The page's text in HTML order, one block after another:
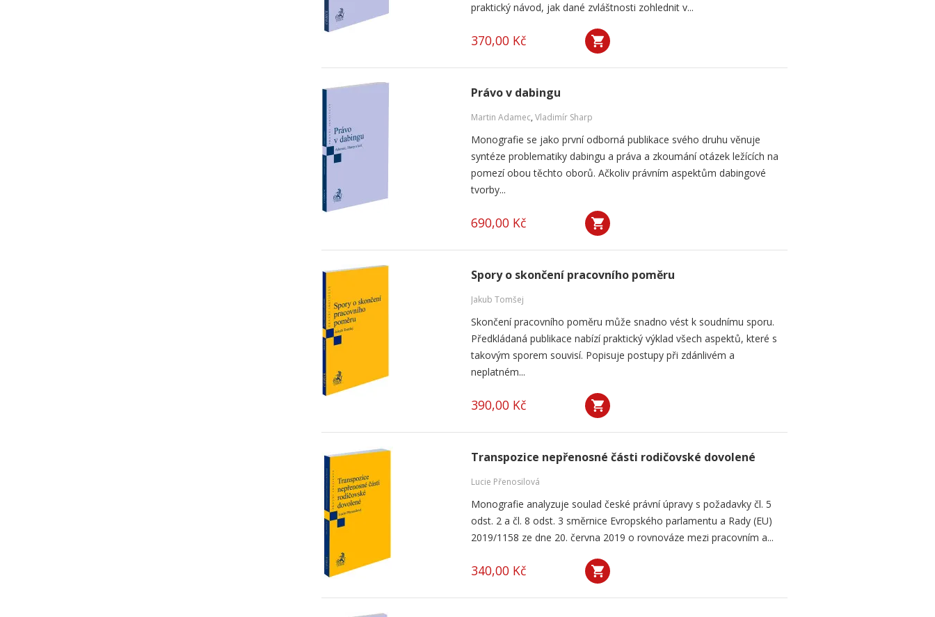
praktický návod, jak dané zvláštnosti zohlednit v...
370,00 Kč
Právo v dabingu
Martin Adamec, Vladimír Sharp
Monografie se jako první odborná publikace svého druhu věnuje
syntéze problematiky dabingu a práva a zkoumání otázek ležících na
pomezí obou těchto oborů. Ačkoliv právním aspektům dabingové
tvorby...
690,00 Kč
Spory o skončení pracovního poměru
Jakub Tomšej
Skončení pracovního poměru může snadno vést k soudnímu sporu.
Předkládaná publikace nabízí praktický výklad všech aspektů, které s
takovým sporem souvisí. Popisuje postupy při zdánlivém a
neplatném...
390,00 Kč
Transpozice nepřenosné části rodičovské dovolené
Lucie Přenosilová
Monografie analyzuje soulad české právní úpravy s požadavky čl. 5
odst. 2 a čl. 8 odst. 3 směrnice Evropského parlamentu a Rady (EU)
2019/1158 ze dne 20. června 2019 o rovnováze mezi pracovním a...
340,00 Kč